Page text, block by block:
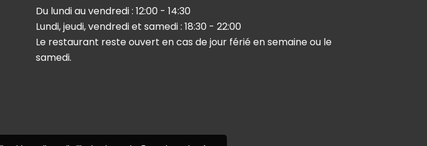
Du lundi au vendredi : 12:00 - 14:30
Lundi, jeudi, vendredi et samedi : 18:30 - 22:00
Le restaurant reste ouvert en cas de jour férié en semaine ou le
samedi.